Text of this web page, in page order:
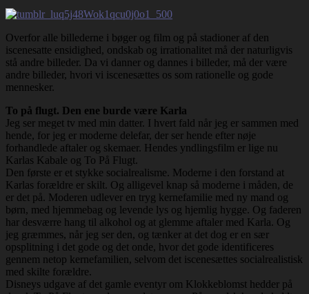
Overfor alle billederne i bøger og film og på stadioner af den
iscenesatte ensidighed, ondskab og irrationalitet må der naturligvis
stå andre billeder. Da vi danner og dannes i billeder, må der være
andre billeder, hvori vi iscenesættes os som rationelle og gode
mennesker.
To på flugt. Den ene burde være Karla
Jeg ser meget tv med min datter. I hvert fald når jeg er sammen med
hende, for jeg er moderne delefar, der ser hende efter nøje
forhandlede aftaler og skemaer. Hendes yndlingsfilm er lige nu
Karlas Kabale og To På Flugt.
Den første er et stykke socialrealisme. Moderne i den forstand at
Karlas forældre er skilt. Og alligevel knap så moderne i måden, de
er det på. Moderen udlever en tryg kernefamilie med ny mand og
børn, med hjemmebag og levende lys og hjemlig hygge. Og faderen
har desværre hang til alkohol og at glemme aftaler med Karla. Og
jeg græmmes, når jeg ser den, og tænker at det dog er en sær
opsplitning i det gode og det onde, hvor det gode identificeres
gennem netop kernefamilien, selvom det iscenesættes socialrealistisk
med skilte forældre.
Disneys udgave af det gamle eventyr om Klokkeblomst hedder på